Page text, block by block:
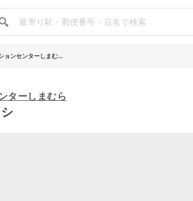
ョンセンターしまむ...
ターしまむら